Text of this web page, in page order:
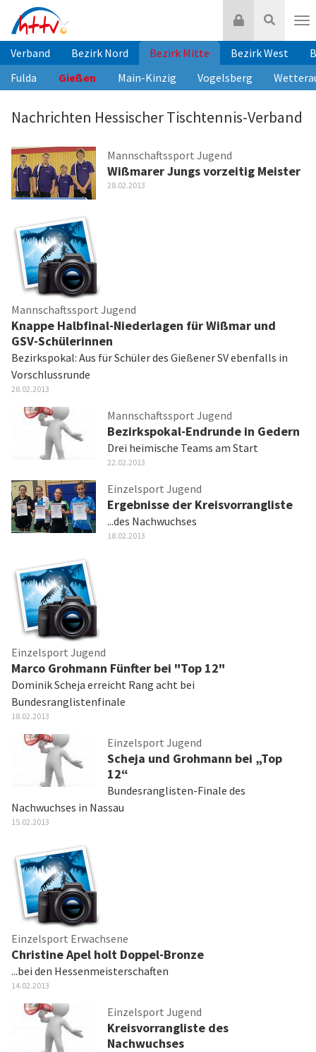
Inhalt
springen
Suche
Login
Verband Bezirk Nord Bezirk Mitte Bezirk West
Fulda
Gießen Main-Kinzig Vogelsberg
Nachrichten Hessischer Tischtennis-Verband
Mannschaftssport Jugend
Wißmarer Jungs vorzeitig Meister
28.02.2013
Mannschaftssport Jugend
Knappe Halbfinal-Niederlagen für Wißmar und
GSV-Schülerinnen
Bezirkspokal: Aus für Schüler des Gießener SV ebenfalls in
Vorschlussrunde
28.02.2013
Mannschaftssport Jugend
Bezirkspokal-Endrunde in Gedern
Drei heimische Teams am Start
22.02.2013
Einzelsport Jugend
Ergebnisse der Kreisvorrangliste
...des Nachwuchses
18.02.2013
Einzelsport Jugend
Marco Grohmann Fünfter bei "Top 12"
Dominik Scheja erreicht Rang acht bei
Bundesranglistenfinale
18.02.2013
Einzelsport Jugend
Scheja und Grohmann bei „Top
12“
Bundesranglisten-Finale des
Nachwuchses in Nassau
15.02.2013
Einzelsport Erwachsene
Christine Apel holt Doppel-Bronze
...bei den Hessenmeisterschaften
14.02.2013
Einzelsport Jugend
Kreisvorrangliste des
Nachwuchses